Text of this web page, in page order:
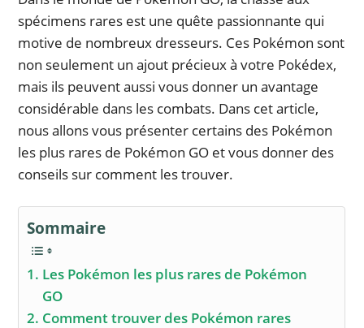
spécimens rares est une quête passionnante qui
motive de nombreux dresseurs. Ces Pokémon sont
non seulement un ajout précieux à votre Pokédex,
mais ils peuvent aussi vous donner un avantage
considérable dans les combats. Dans cet article,
nous allons vous présenter certains des Pokémon
les plus rares de Pokémon GO et vous donner des
conseils sur comment les trouver.
Sommaire
Les Pokémon les plus rares de Pokémon
GO
Comment trouver des Pokémon rares